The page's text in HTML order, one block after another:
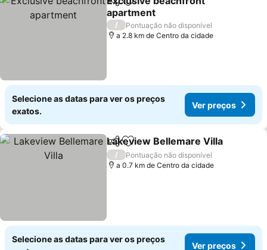
PartilharAdicionar aos favoritos
apartment
/
Pontuação não disponível
a 2.8 km de Centro da cidade
Selecione as datas para ver os preços
exatos.
Ver preços
PartilharAdicionar aos favoritos
Lakeview Bellemare Villa
/
Pontuação não disponível
a 0.7 km de Centro da cidade
Selecione as datas para ver os preços
Ver preços